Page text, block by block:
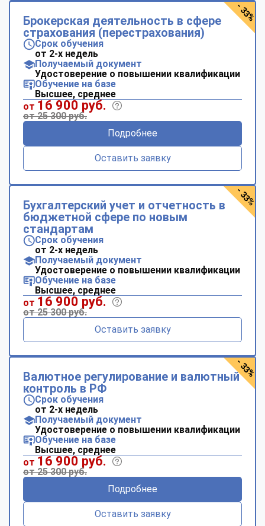
Брокерская деятельность в сфере
страхования (перестрахования)
Срок обучения
от 2-х недель
Получаемый документ
Удостоверение о повышении квалификации
Обучение на базе
Высшее, среднее
от 16 900 руб.
от 25 300 руб.
Подробнее
Оставить заявку
- 33%
Бухгалтерский учет и отчетность в
бюджетной сфере по новым
стандартам
Срок обучения
от 2-х недель
Получаемый документ
Удостоверение о повышении квалификации
Обучение на базе
Высшее, среднее
от 16 900 руб.
от 25 300 руб.
Оставить заявку
- 33%
Валютное регулирование и валютный
контроль в РФ
Срок обучения
от 2-х недель
Получаемый документ
Удостоверение о повышении квалификации
Обучение на базе
Высшее, среднее
от 16 900 руб.
от 25 300 руб.
Подробнее
Оставить заявку
- 33%